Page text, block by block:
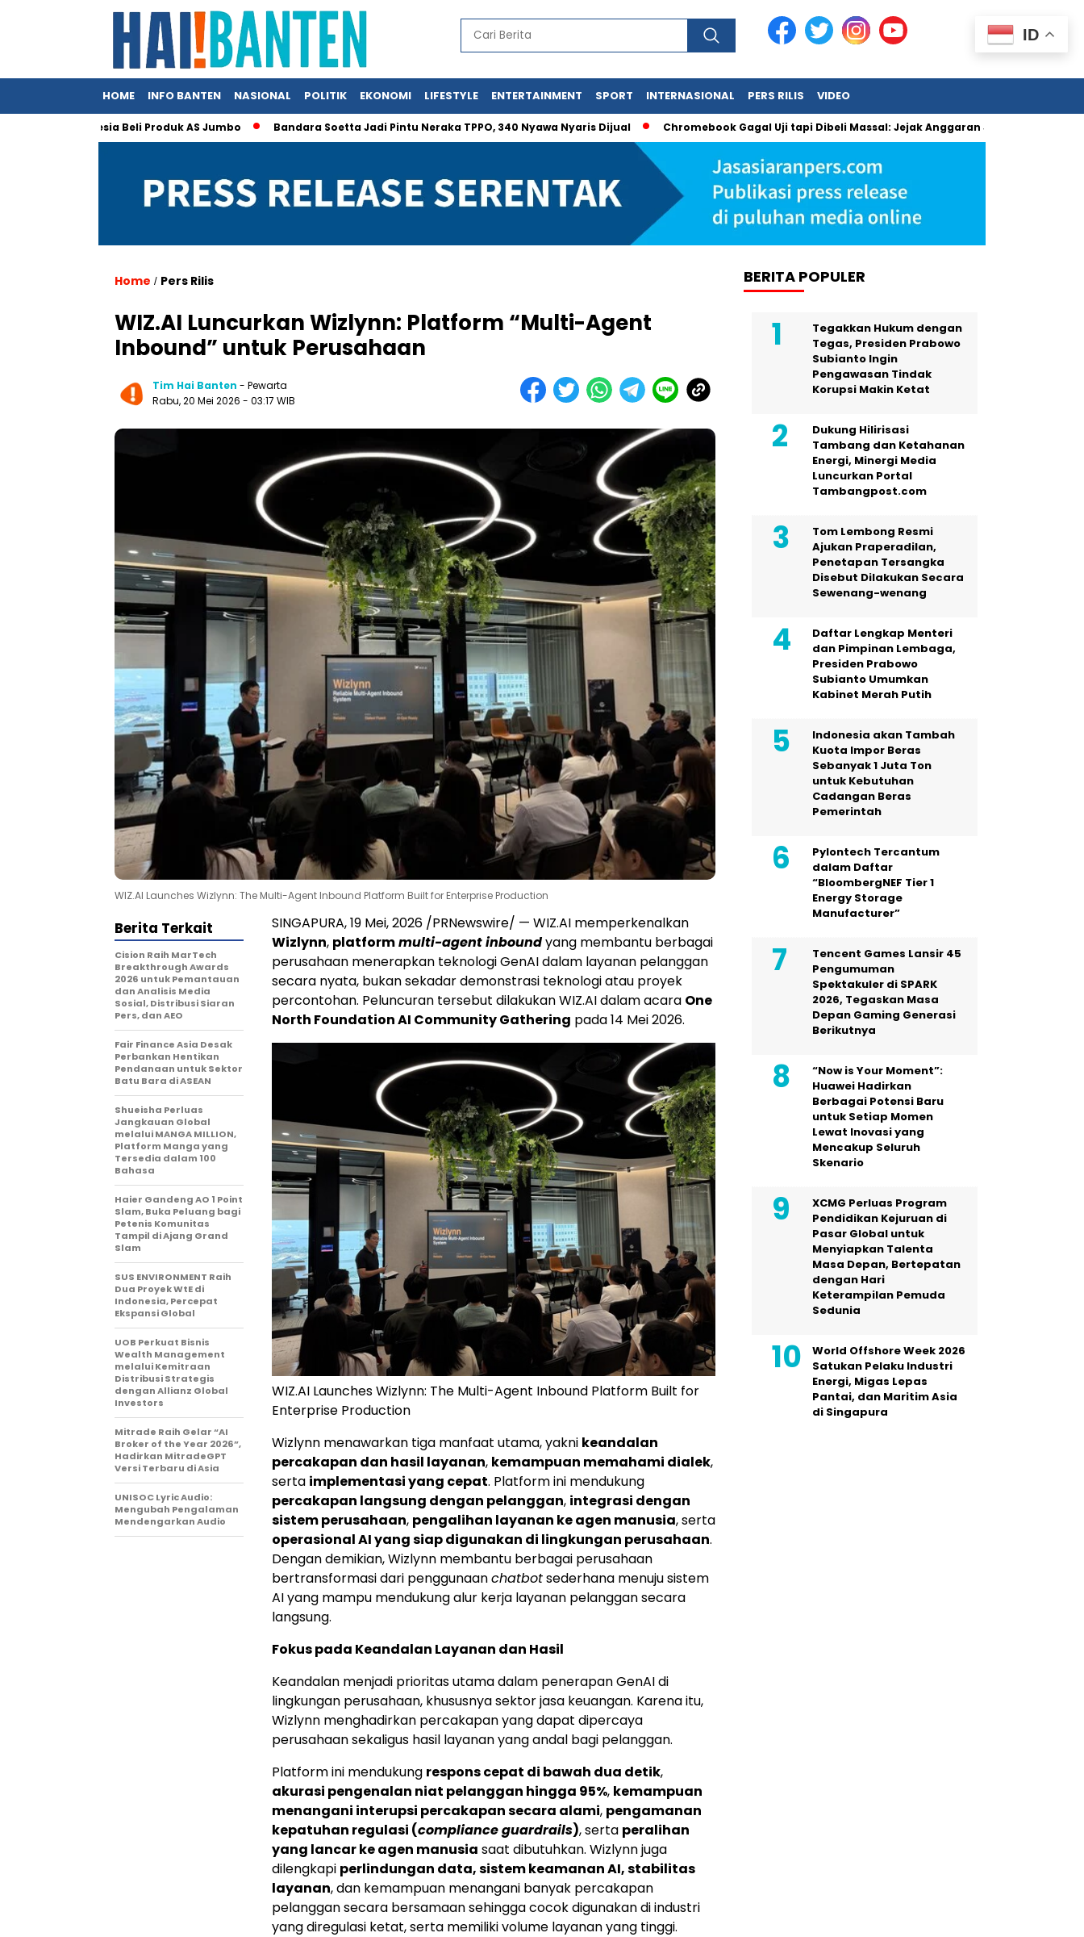
HOME INFO BANTEN NASIONAL POLITIK EKONOMI LIFESTYLE ENTERTAINMENT SPORT INTERNASIONAL PERS RILIS VIDEO
Indonesia Beli Produk AS Jumbo Bandara Soetta Jadi Pintu Neraka TPPO, 340 Nyawa Nyaris Dijual Chromebook Gagal Uji tapi Dibeli Massal: Jejak Anggaran Jumbo dan Pengabaian
Home / Pers Rilis
WIZ.AI Luncurkan Wizlynn: Platform “Multi-Agent
Inbound” untuk Perusahaan
Tim Hai Banten - Pewarta
Rabu, 20 Mei 2026 - 03:17 WIB
WIZ.AI Launches Wizlynn: The Multi-Agent Inbound Platform Built for Enterprise Production
SINGAPURA,19 Mei, 2026 /PRNewswire/ — WIZ.AI memperkenalkan
Wizlynn, platformmulti-agent inboundyang membantu berbagai
perusahaan menerapkan teknologi GenAI dalam layanan pelanggan
secara nyata, bukan sekadar demonstrasi teknologi atau proyek
percontohan. Peluncuran tersebut dilakukan WIZ.AI dalam acara One
North Foundation AI Community Gathering pada 14 Mei 2026.
WIZ.AI Launches Wizlynn: The Multi-Agent Inbound Platform Built for
Enterprise Production
Wizlynn menawarkan tiga manfaat utama, yakni keandalan
percakapan dan hasil layanan, kemampuan memahami dialek,
serta implementasi yang cepat. Platform ini mendukung
percakapan langsung dengan pelanggan, integrasi dengan
sistem perusahaan, pengalihan layanan ke agen manusia, serta
operasional AI yang siap digunakan di lingkungan perusahaan.
Dengan demikian, Wizlynn membantu berbagai perusahaan
bertransformasi dari penggunaanchatbotsederhana menuju sistem
AI yang mampu mendukung alur kerja layanan pelanggan secara
langsung.
Fokus pada Keandalan Layanan dan Hasil
Keandalan menjadi prioritas utama dalam penerapan GenAI di
lingkungan perusahaan, khususnya sektor jasa keuangan. Karena itu,
Wizlynn menghadirkan percakapan yang dapat dipercaya
perusahaan sekaligus hasil layanan yang andal bagi pelanggan.
Platform ini mendukung respons cepat di bawah dua detik,
akurasi pengenalan niat pelanggan hingga 95%, kemampuan
menangani interupsi percakapan secara alami, pengamanan
kepatuhan regulasi (compliance guardrails), serta peralihan
yang lancar ke agen manusia saat dibutuhkan. Wizlynn juga
dilengkapi perlindungan data, sistem keamanan AI, stabilitas
layanan, dan kemampuan menangani banyak percakapan
pelanggan secara bersamaan sehingga cocok digunakan di industri
yang diregulasi ketat, serta memiliki volume layanan yang tinggi.
Berita Terkait
Cision Raih MarTech
Breakthrough Awards
2026 untuk Pemantauan
dan Analisis Media
Sosial, Distribusi Siaran
Pers, dan AEO
Fair Finance Asia Desak
Perbankan Hentikan
Pendanaan untuk Sektor
Batu Bara di ASEAN
Shueisha Perluas
Jangkauan Global
melalui MANGA MILLION,
Platform Manga yang
Tersedia dalam 100
Bahasa
Haier Gandeng AO 1 Point
Slam, Buka Peluang bagi
Petenis Komunitas
Tampil di Ajang Grand
Slam
SUS ENVIRONMENT Raih
Dua Proyek WtE di
Indonesia, Percepat
Ekspansi Global
UOB Perkuat Bisnis
Wealth Management
melalui Kemitraan
Distribusi Strategis
dengan Allianz Global
Investors
Mitrade Raih Gelar “AI
Broker of the Year 2026”,
Hadirkan MitradeGPT
Versi Terbaru di Asia
UNISOC Lyric Audio:
Mengubah Pengalaman
Mendengarkan Audio
BERITA POPULER
Tegakkan Hukum dengan
Tegas, Presiden Prabowo
Subianto Ingin
Pengawasan Tindak
Korupsi Makin Ketat
Dukung Hilirisasi
Tambang dan Ketahanan
Energi, Minergi Media
Luncurkan Portal
Tambangpost.com
Tom Lembong Resmi
Ajukan Praperadilan,
Penetapan Tersangka
Disebut Dilakukan Secara
Sewenang-wenang
Daftar Lengkap Menteri
dan Pimpinan Lembaga,
Presiden Prabowo
Subianto Umumkan
Kabinet Merah Putih
Indonesia akan Tambah
Kuota Impor Beras
Sebanyak 1 Juta Ton
untuk Kebutuhan
Cadangan Beras
Pemerintah
Pylontech Tercantum
dalam Daftar
“BloombergNEF Tier 1
Energy Storage
Manufacturer”
Tencent Games Lansir 45
Pengumuman
Spektakuler di SPARK
2026, Tegaskan Masa
Depan Gaming Generasi
Berikutnya
“Now is Your Moment”:
Huawei Hadirkan
Berbagai Potensi Baru
untuk Setiap Momen
Lewat Inovasi yang
Mencakup Seluruh
Skenario
XCMG Perluas Program
Pendidikan Kejuruan di
Pasar Global untuk
Menyiapkan Talenta
Masa Depan, Bertepatan
dengan Hari
Keterampilan Pemuda
Sedunia
World Offshore Week 2026
Satukan Pelaku Industri
Energi, Migas Lepas
Pantai, dan Maritim Asia
di Singapura
ID